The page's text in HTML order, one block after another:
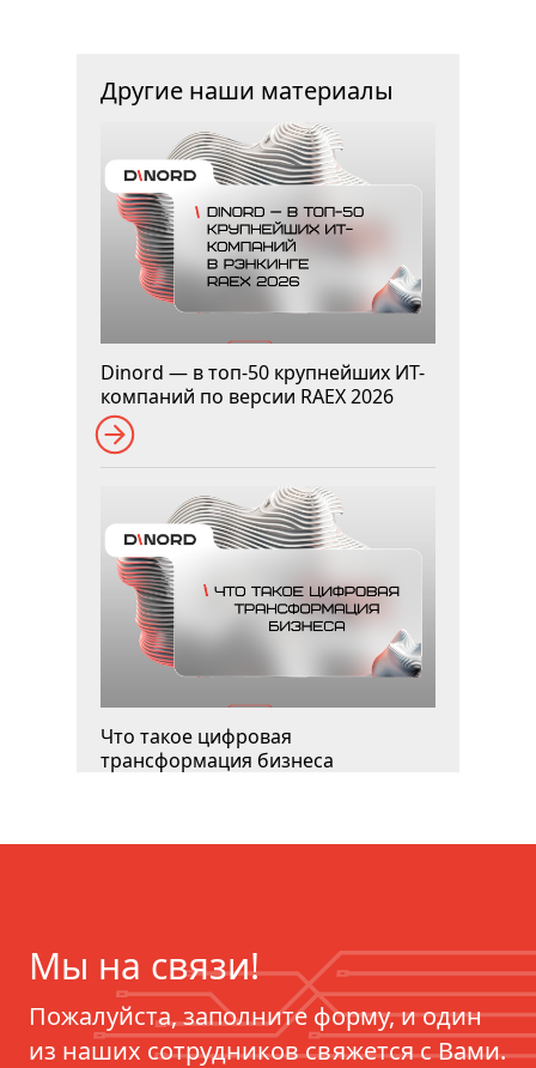
Другие наши материалы
Dinord — в топ-50 крупнейших ИТ-
компаний по версии RAEX 2026
Что такое цифровая
трансформация бизнеса
Мы на связи!
Пожалуйста, заполните форму, и один
из наших сотрудников свяжется с Вами.